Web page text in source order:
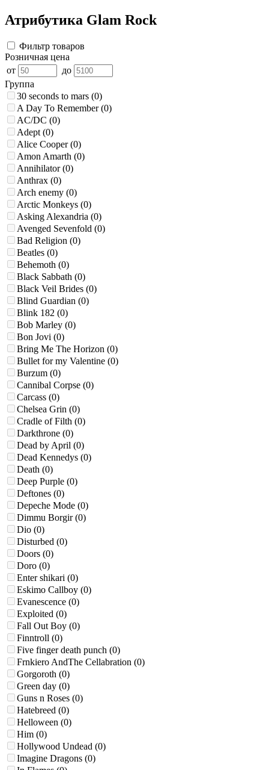
Атрибутика Glam Rock
Фильтр товаров
Розничная цена
от
до
Группа
30 seconds to mars (0)
A Day To Remember(0)
AC/DC (0)
Adept (0)
Alice Cooper (0)
Amon Amarth (0)
Annihilator(0)
Anthrax (0)
Arch enemy (0)
Arctic Monkeys (0)
Asking Alexandria (0)
Avenged Sevenfold (0)
Bad Religion (0)
Beatles (0)
Behemoth (0)
Black Sabbath (0)
Black Veil Brides (0)
Blind Guardian (0)
Blink 182 (0)
Bob Marley (0)
Bon Jovi (0)
Bring Me The Horizon (0)
Bullet for my Valentine (0)
Burzum (0)
Cannibal Corpse (0)
Carcass (0)
Chelsea Grin (0)
Cradle of Filth (0)
Darkthrone (0)
Dead by April (0)
Dead Kennedys (0)
Death (0)
Deep Purple (0)
Deftones (0)
Depeche Mode (0)
Dimmu Borgir (0)
Dio (0)
Disturbed (0)
Doors (0)
Doro (0)
Enter shikari (0)
Eskimo Callboy (0)
Evanescence (0)
Exploited (0)
Fall Out Boy (0)
Finntroll (0)
Five finger death punch (0)
Frnkiero AndThe Cellabration (0)
Gorgoroth (0)
Green day (0)
Guns n Roses (0)
Hatebreed (0)
Helloween (0)
Him (0)
Hollywood Undead (0)
Imagine Dragons (0)